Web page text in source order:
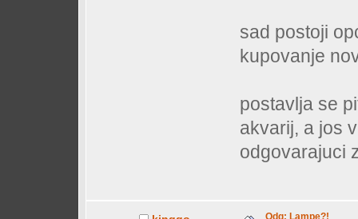
sad postoji
kupovanje
postavlja se
akvarij, a jos
odgovarajuci
Odg: Lampe?!